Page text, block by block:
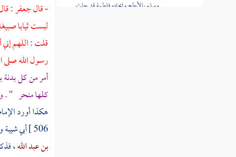
وسلم بالأبطح وإيجاده فاطمة قد حلت
- قالجعفر:
لبست ثيابا
قلت : اللهم
رسول الله صلى
أمر من كل
كلها منحر " .
هكذا أورد
506 ] أبي شيبة
بن عبد الله،